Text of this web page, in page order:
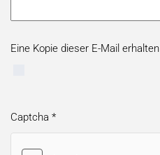
Eine Kopie dieser E-Mail erhalten
Captcha *